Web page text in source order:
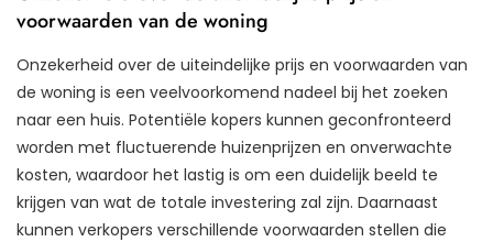
voorwaarden van de woning
Onzekerheid over de uiteindelijke prijs en voorwaarden van
de woning is een veelvoorkomend nadeel bij het zoeken
naar een huis. Potentiële kopers kunnen geconfronteerd
worden met fluctuerende huizenprijzen en onverwachte
kosten, waardoor het lastig is om een duidelijk beeld te
krijgen van wat de totale investering zal zijn. Daarnaast
kunnen verkopers verschillende voorwaarden stellen die